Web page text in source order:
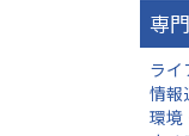
専
ライ
情報
環境